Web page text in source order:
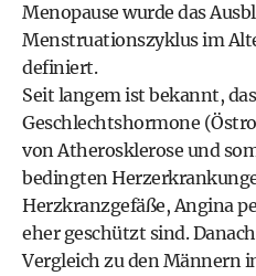
Menopause wurde das
Menstruationszyklus im
definiert.
Seit langem ist bekannt,
Geschlechtshormone
von Atherosklerose und
bedingten
Herzkranzgefäße, Angina
eher geschützt sind.
Vergleich zu den Männern